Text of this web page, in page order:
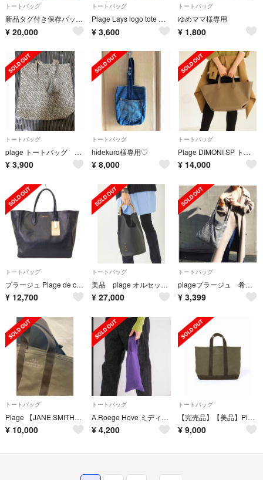
トートバッグ
新品タグ付き保存バッグ付きENSHALLAHplageエンシャーラ
¥ 20,000
トートバッグ
Plage Lays logo tote バッグ
¥ 3,600
トートバッグ
ゆめママ様専用
¥ 1,800
トートバッグ
plage トートバッグ ノベルティ
¥ 3,900
トートバッグ
hidekuro様専用♡
¥ 8,000
トートバッグ
Plage DIMONI SP トートバッグ
¥ 14,000
トートバッグ
プラージュ Plage de charme 良品 トートバッグ レザー ネイビー
¥ 12,700
トートバッグ
美品 plage オルセット ブラック
¥ 27,000
トートバッグ
plageプラージュ 希少ノベルティ バッグ 辺見えみりさん着用
¥ 3,399
トートバッグ
Plage 【JANE SMITH】SP トートバッグ MIDIUM
¥ 10,000
トートバッグ
A.Roege Hove ミディアムソリッドバッグ パープル
¥ 4,200
トートバッグ
【完売品】【美品】Plage×JANESMITH 別注トートバッグ
¥ 9,000